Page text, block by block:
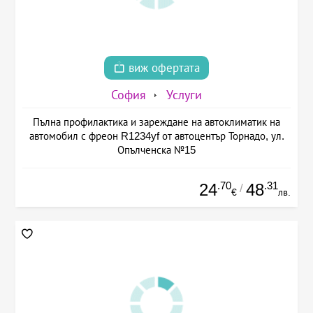
виж офертата
София Услуги
Пълна профилактика и зареждане на автоклиматик на
автомобил с фреон R1234yf от автоцентър Торнадо, ул.
Опълченска №15
24.70
€ / 48.31
лв.